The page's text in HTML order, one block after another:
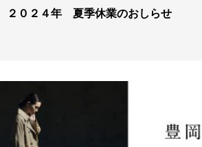
２０２４年 夏季休業のおしらせ